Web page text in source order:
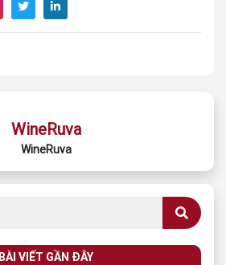
WineRuva
WineRuva
BÀI VIẾT GẦN ĐÂY